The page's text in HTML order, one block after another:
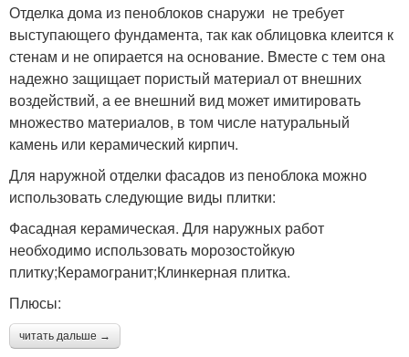
Отделка дома из пеноблоков снаружи не требует
выступающего фундамента, так как облицовка клеится к
стенам и не опирается на основание. Вместе с тем она
надежно защищает пористый материал от внешних
воздействий, а ее внешний вид может имитировать
множество материалов, в том числе натуральный
камень или керамический кирпич.
Для наружной отделки фасадов из пеноблока можно
использовать следующие виды плитки:
Фасадная керамическая. Для наружных работ
необходимо использовать морозостойкую
плитку;Керамогранит;Клинкерная плитка.
Плюсы:
читать дальше →